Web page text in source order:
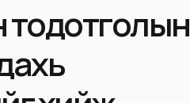
тодотголын